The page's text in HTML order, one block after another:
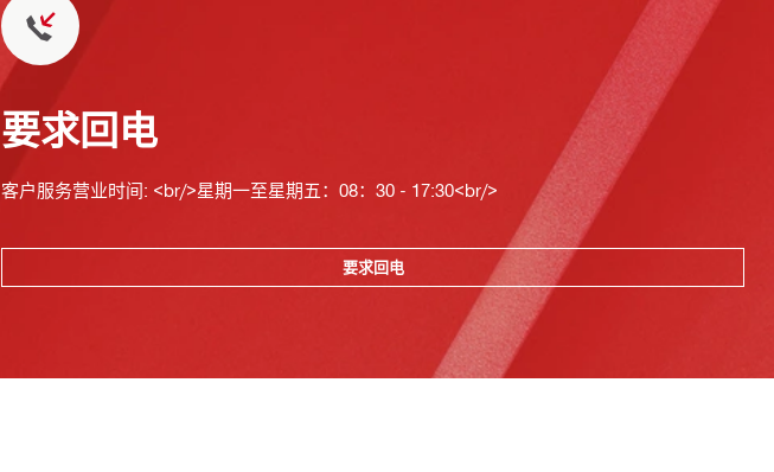
要求回电
客户服务营业时间: <br/>星期一至星期五：08：30 - 17:30<br/>
要求回电